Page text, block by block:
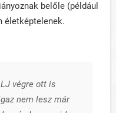
belőle (például
életképtelenek.
végre ott is
nem lesz már